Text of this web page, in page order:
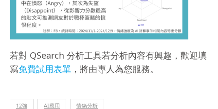
若對 QSearch 分析工具若分析內容有興趣，歡迎填
寫免費試用表單 ，將由專人為您服務。
12強 AI應用 情緒分析